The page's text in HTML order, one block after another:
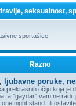
seksualnost,
sportašice.
Razno
ljubavne poruke,
prekrasnih očiju koja je
a "gaydar" vam ne
night stand. Ili